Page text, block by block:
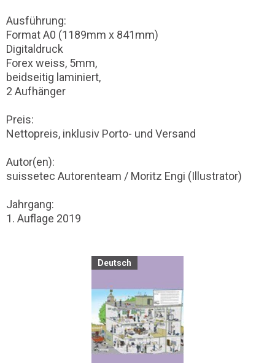
Ausführung:
Format A0 (1189mm x 841mm)
Digitaldruck
Forex weiss, 5mm,
beidseitig laminiert,
2 Aufhänger
Preis:
Nettopreis, inklusiv Porto- und Versand
Autor(en):
suissetec Autorenteam / Moritz Engi (Illustrator)
Jahrgang:
1. Auflage 2019
Deutsch